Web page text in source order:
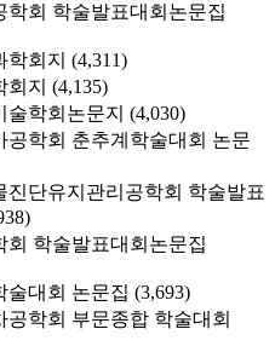
학회 학술발표대회논문집
회지 (4,311)
지 (4,135)
술학회논문지 (4,030)
공학회 춘추계학술대회 논문
진단유지관리공학회 학술발표
회 학술발표대회논문집
술대회 논문집 (3,693)
공학회 부문종합 학술대회